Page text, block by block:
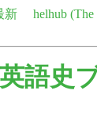
新
helhub
語史